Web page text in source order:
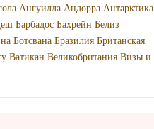
Ангуилла Андорра Антарктика
Барбадос Бахрейн Белиз
Ботсвана Бразилия Британская
Ватикан Великобритания Визы и